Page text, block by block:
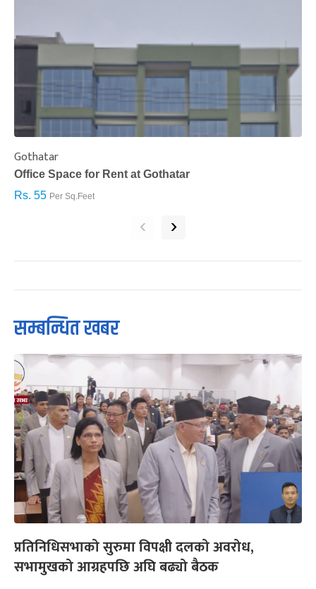
Gothatar
Office Space for Rent at Gothatar
Rs. 55 Per Sq.Feet
‹ ›
सम्बन्धित खबर
प्रतिनिधिसभाको सुरुमा विपक्षी दलको अवरोध,
सभामुखको आग्रहपछि अघि बढ्यो बैठक